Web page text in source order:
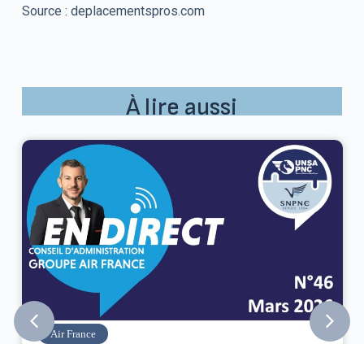
Source : deplacementspros.com
À lire aussi
Air France